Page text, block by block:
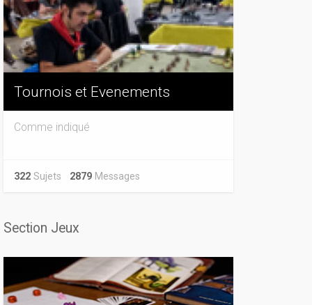
Tournois et Evenements
Comme indiqué
322 Sujets 2879 Messages
Section Jeux